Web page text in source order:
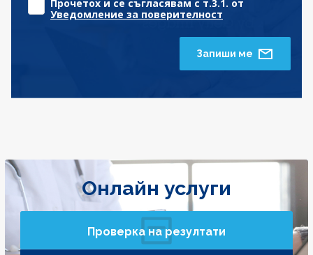
Прочетох и се съгласявам с т.3.1. от
Уведомление за поверителност
Запиши ме
Онлайн услуги
Проверка на резултати